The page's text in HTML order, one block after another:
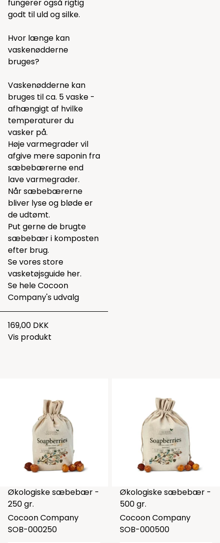
fungerer også rigtig
godt til uld og silke.
Hvor længe kan
vaskenødderne
bruges?
Vaskenødderne kan
bruges til ca. 5 vaske -
afhængigt af hvilke
temperaturer du
vasker på.
Høje varmegrader vil
afgive mere saponin fra
sæbebærerne end
lave varmegrader.
Når sæbebærerne
bliver lyse og bløde er
de udtømt.
Put gerne de brugte
sæbebær i komposten
efter brug.
Se vores store
vasketøjsguide her.
Se heleCocoon
Company's udvalg
169,00 DKK
Vis produkt
Økologiske sæbebær -
250 gr.
Cocoon Company
SOB-000250
Økologiske sæbebær -
500 gr.
Cocoon Company
SOB-000500